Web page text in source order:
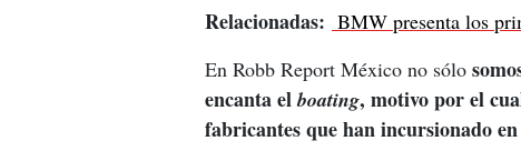
Relacionadas: BMW presenta los
En Robb Report México no sólo
encanta el boating, motivo por el
fabricantes que han incursionado